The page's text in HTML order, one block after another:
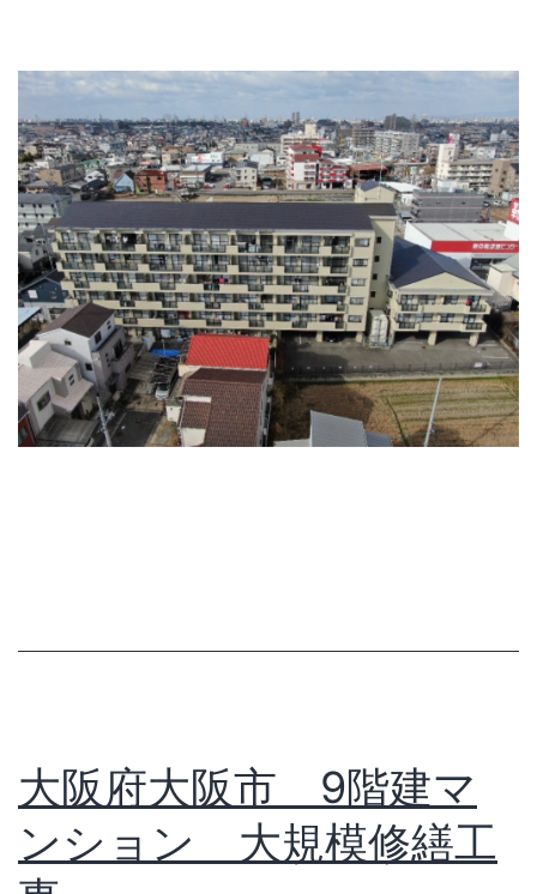
大阪府大阪市 9階建マ
ンション 大規模修繕工